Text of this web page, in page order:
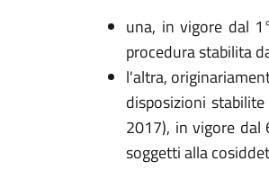
una, in vigore dal
procedura stabilita
l'altra,
disposizioni
2017), in vigore
soggetti alla